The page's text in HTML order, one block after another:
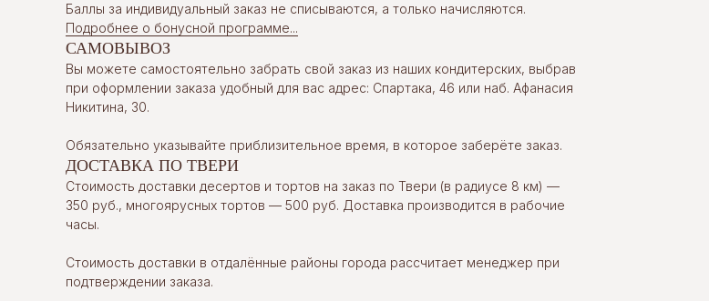
Баллы за индивидуальный заказ не списываются, а только начисляются.
Подробнее о бонусной программе...
САМОВЫВОЗ
Вы можете самостоятельно забрать свой заказ из наших кондитерских, выбрав
при оформлении заказа удобный для вас адрес: Спартака, 46 или наб. Афанасия
Никитина, 30.
Обязательно указывайте приблизительное время, в которое заберёте заказ.
ДОСТАВКА ПО ТВЕРИ
Стоимость доставки десертов и тортов на заказ по Твери (в радиусе 8 км) —
350 руб., многоярусных тортов — 500 руб. Доставка производится в рабочие
часы.
Стоимость доставки в отдалённые районы города рассчитает менеджер при
подтверждении заказа.
TORTOLLA, 2023 О КОНДИТЕРСКОЙ